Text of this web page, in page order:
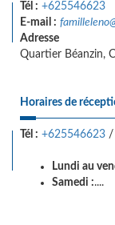
Tél : +625546623
E-mail :
Adresse
Quartier Béanzin,
Horaires de
Tél : +625546623 /
Lundi au
Samedi :....